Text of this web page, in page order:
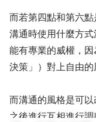
而若第四點和第六
溝通時使用什麼方
能有專業的威權，
決策」）對上自由的
而溝通的風格是可
之後進行互相進行